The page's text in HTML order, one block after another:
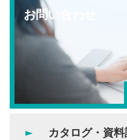
お問い合わせ
カタログ・資